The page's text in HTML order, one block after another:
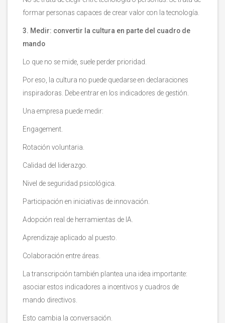
formar personas capaces de crear valor con la tecnología.
3. Medir: convertir la cultura en parte del cuadro de
mando
Lo que no se mide, suele perder prioridad.
Por eso, la cultura no puede quedarse en declaraciones
inspiradoras. Debe entrar en los indicadores de gestión.
Una empresa puede medir:
Engagement.
Rotación voluntaria.
Calidad del liderazgo.
Nivel de seguridad psicológica.
Participación en iniciativas de innovación.
Adopción real de herramientas de IA.
Aprendizaje aplicado al puesto.
Colaboración entre áreas.
La transcripción también plantea una idea importante:
asociar estos indicadores a incentivos y cuadros de
mando directivos.
Esto cambia la conversación.